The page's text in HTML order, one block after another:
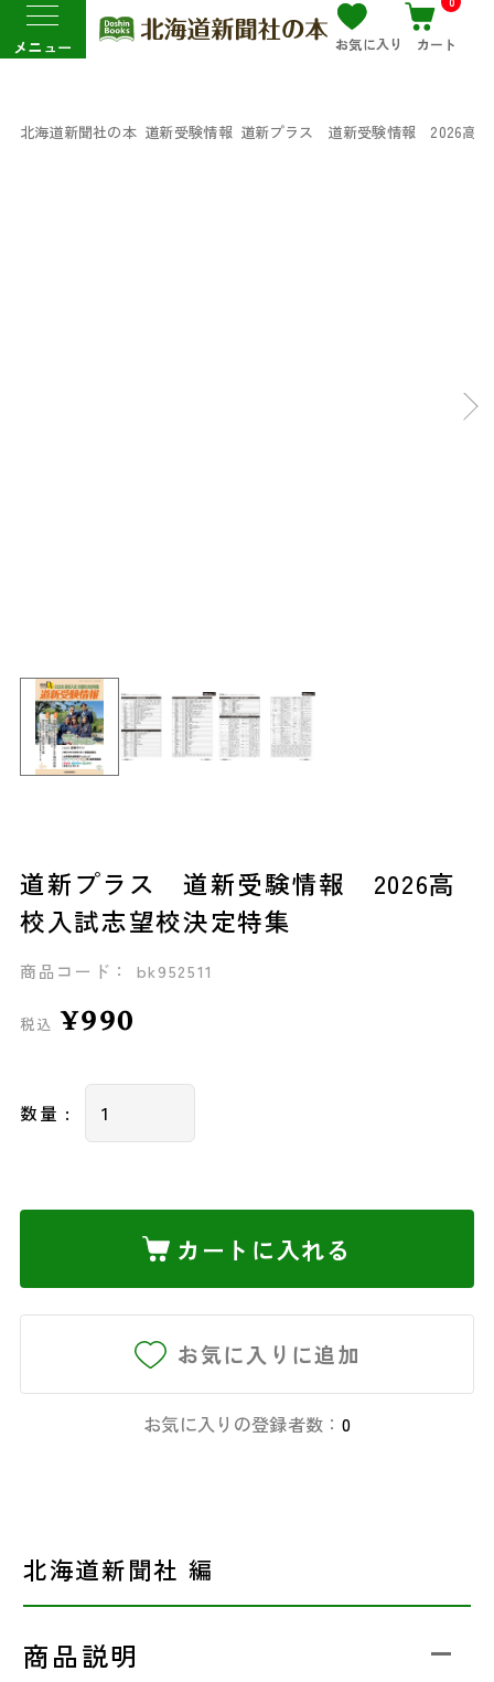
メニュー お気に入り カート
北海道新聞社の本 道新受験情報 道新プラス 道新受験情報 2026高校
道新プラス 道新受験情報 2026高
校入試志望校決定特集
商品コード： bk952511
税込 ¥990
数量 :
カートに入れる
お気に入りに追加
お気に入りの登録者数： 0
北海道新聞社 編
商品説明